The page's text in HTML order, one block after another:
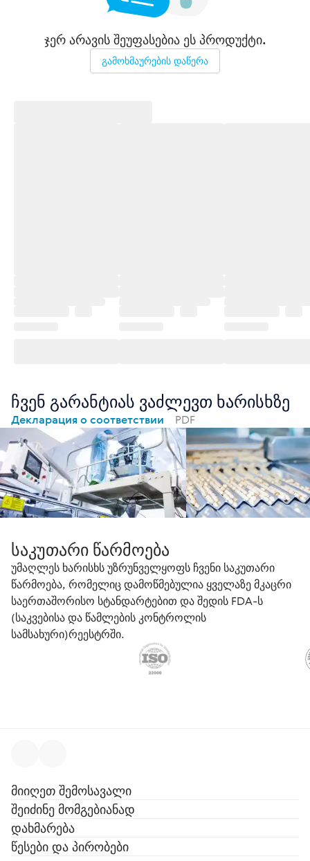
ჯერ არავის შეუფასებია ეს პროდუქტი.
გამოხმაურების დაწერა
ჩვენ გარანტიას ვაძლევთ ხარისხზე
Декларация о соответствии PDF
საკუთარი წარმოება
უმაღლეს ხარისხს უზრუნველყოფს ჩვენი საკუთარი
წარმოება, რომელიც დამოწმებულია ყველაზე მკაცრი
საერთაშორისო სტანდარტებით და შედის FDA-ს
(საკვებისა და წამლების კონტროლის
სამსახური)რეესტრში.
მიიღეთ შემოსავალი
შეიძინე მომგებიანად
დახმარება
წესები და პირობები